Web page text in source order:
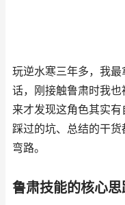
玩逆水寒三年多，我
话，刚接触鲁肃时我
来才发现这角色其实
踩过的坑、总结的干
弯路。
鲁肃技能的核心思